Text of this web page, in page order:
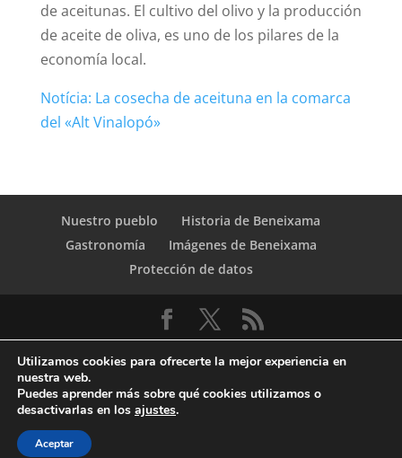
de aceitunas. El cultivo del olivo y la producción
de aceite de oliva, es uno de los pilares de la
economía local.
Notícia: La cosecha de aceituna en la comarca
del «Alt Vinalopó»
Nuestro pueblo
Historia de Beneixama
Gastronomía
Imágenes de Beneixama
Protección de datos
© Copyright Servicio de Informática y
Telecomunicaciones. Diputacion Provincial Alicante
Utilizamos cookies para ofrecerte la mejor experiencia en
nuestra web.
Puedes aprender más sobre qué cookies utilizamos o
desactivarlas en los ajustes.
Aceptar